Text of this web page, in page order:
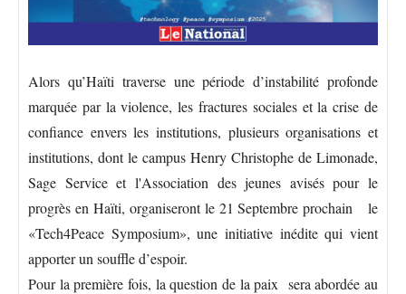
Alors qu’Haïti traverse une période d’instabilité profonde
marquée par la violence, les fractures sociales et la crise de
confiance envers les institutions, plusieurs organisations et
institutions, dont le campus Henry Christophe de Limonade,
Sage Service et l'Association des jeunes avisés pour le
progrès en Haïti, organiseront le 21 Septembre prochain le
«Tech4Peace Symposium», une initiative inédite qui vient
apporter un souffle d’espoir.
Pour la première fois, la question de la paix sera abordée au